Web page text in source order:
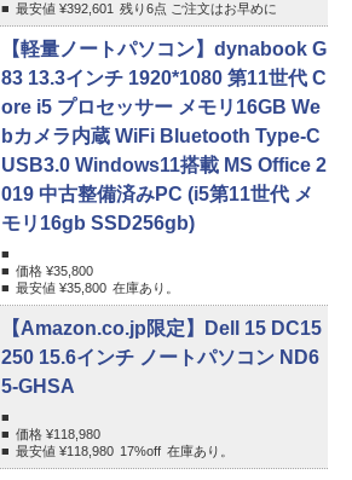
最安値 ¥392,601 残り6点 ご注文はお早めに
【軽量ノートパソコン】dynabook G
83 13.3インチ 1920*1080 第11世代 C
ore i5 プロセッサー メモリ16GB We
bカメラ内蔵 WiFi Bluetooth Type-C
USB3.0 Windows11搭載 MS Office 2
019 中古整備済みPC (i5第11世代 メ
モリ16gb SSD256gb)
価格 ¥35,800
最安値 ¥35,800 在庫あり。
【Amazon.co.jp限定】Dell 15 DC15
250 15.6インチ ノートパソコン ND6
5-GHSA
価格 ¥118,980
最安値 ¥118,980 17%off 在庫あり。